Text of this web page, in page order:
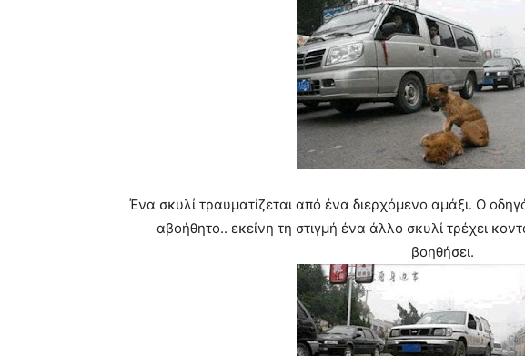
Ένα σκυλί τραυματίζεται από ένα διερχόμενο αμάξι. Ο
αβοήθητο.. εκείνη τη στιγμή ένα άλλο σκυλί τρέχει
βοηθήσει.